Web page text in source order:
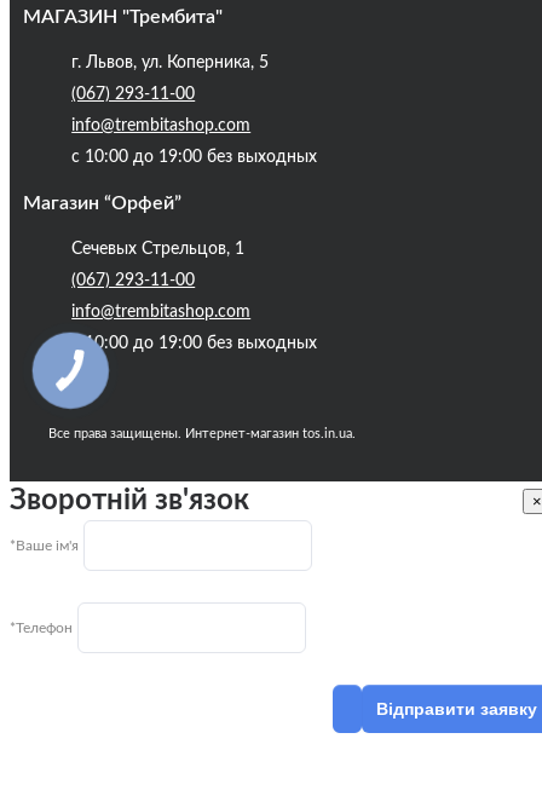
Контакты
Публічна оферта
Бренди
Блог
МАГАЗИН "Трембита"
г. Львов, ул. Коперника, 5
(067) 293-11-00
info@trembitashop.com
с 10:00 до 19:00 без выходных
Магазин “Орфей”
Сечевых Стрельцов, 1
(067) 293-11-00
info@trembitashop.com
с 10:00 до 19:00 без выходных
Все права защищены. Интернет-магазин tos.in.ua.
Зворотній зв'язок ×
*Ваше ім'я
*Телефон
Відправити заявку